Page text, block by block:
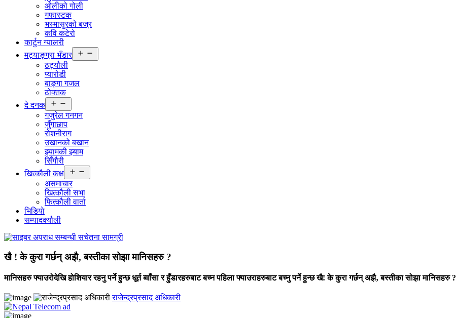
ओलीको गोली
गफास्टक
भस्मासुरको बज्र
कवि कटेरो
कार्टुन ग्यालरी
मट्याङ्ग्रा भँडार
menu
ठट्यौली
प्यारोडी
बाङ्गा गजल
ठोक्तक
दे दनक
menu
गजुरेल गनगन
जुँगाछाप
रोशनीराग
उखानको बखान
झ्यामकी झ्याम
सिँगौरी
खित्कौली कक्ष
menu
असमाचार
खित्कौली सभा
फित्कौली वार्ता
भिडियाे
सम्पादक्यौली
खै ! के कुरा गर्छन् अझै‚ बस्तीका सोझा मानिसहरु ?
मानिसहरु फ्याउरोदेखि होशियार रहनु पर्ने हुन्छ धूर्त ब्वाँसा र हुँडारहरुबाट बच्न पहिला फ्याउराहरुबाट बच्नु पर्ने हुन्छ खै! के कुरा गर्छन् अझै‚ बस्तीका सोझा मानिसहरु ?
राजेन्द्रप्रसाद अधिकारी